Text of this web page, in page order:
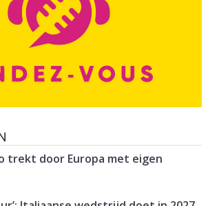
trekt door Europa met eigen